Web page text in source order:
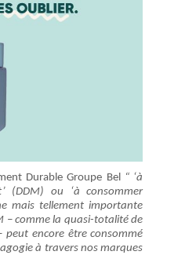
Durable Groupe Bel
“ ‘à
(DDM) ou ‘à consommer
mais tellement importante
– comme la quasi-totalité de
peut encore être consommé
à travers nos marques